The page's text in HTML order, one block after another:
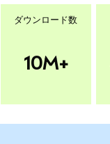
ダウンロード数
10M+